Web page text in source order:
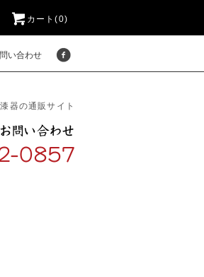
カート(0)
い合わせ
器の通販サイト